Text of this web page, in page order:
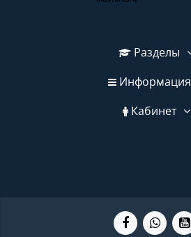
Разделы
Информация
Кабинет